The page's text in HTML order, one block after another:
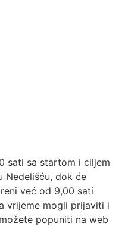
sati sa startom i ciljem
Nedelišću, dok će
već od 9,00 sati
vrijeme mogli prijaviti i
popuniti na web